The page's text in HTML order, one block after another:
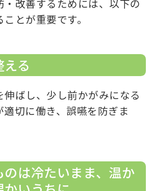
・改善するためには、以下の
とが重要です。
る
伸ばし、少し前かがみになる
適切に働き、誤嚥を防ぎま
は冷たいまま、温か